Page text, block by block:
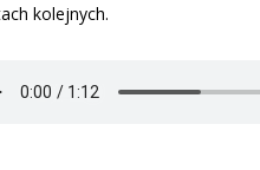
kolejnych.